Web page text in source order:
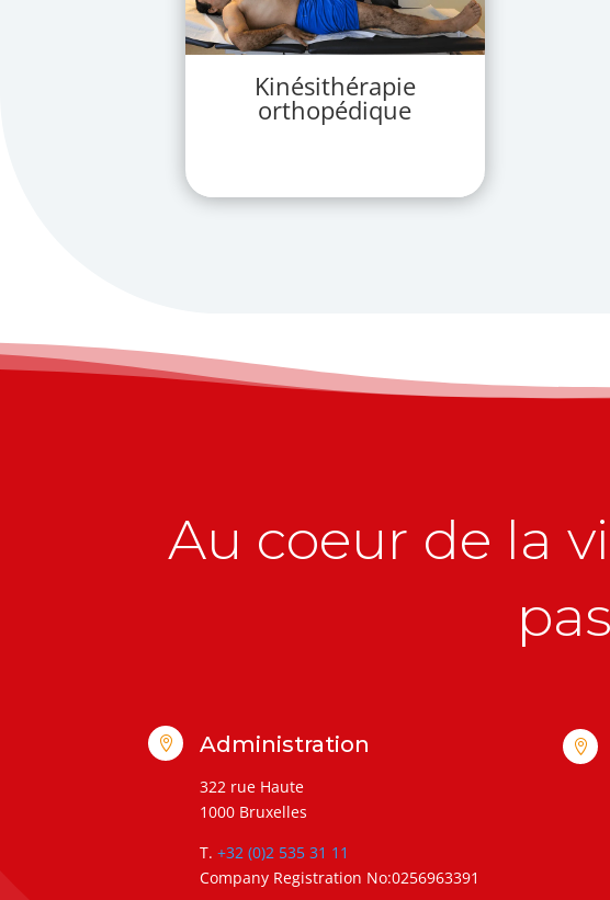
Kinésithérapie
orthopédique
Au coeur de la
 Administration
322 rue Haute
1000 Bruxelles
T. +32 (0)2 535 31 11
Company Registration No:0256963391
